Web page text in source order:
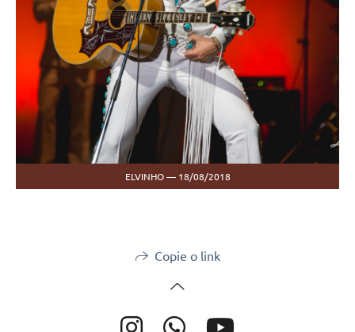
ELVINHO — 18/08/2018
Copie o link